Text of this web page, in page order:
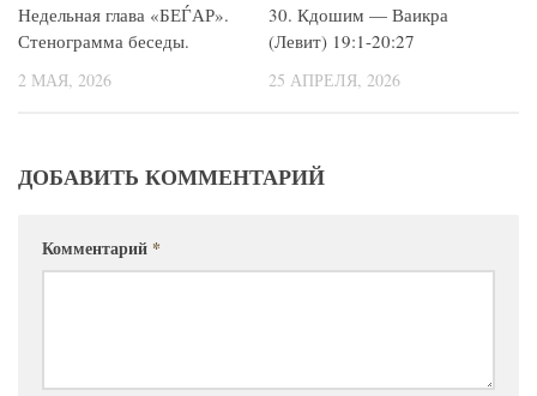
Недельная глава «БЕЃАР».
Стенограмма беседы.
2 МАЯ, 2026
30. Кдошим — Ваикра
(Левит) 19:1-20:27
25 АПРЕЛЯ, 2026
ДОБАВИТЬ КОММЕНТАРИЙ
Комментарий *